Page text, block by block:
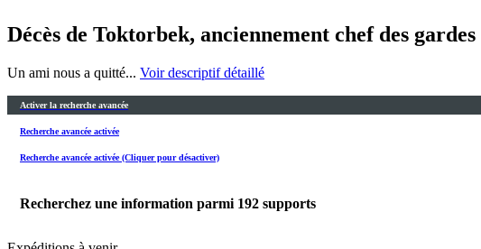
Décès de Toktorbek, anciennement chef des
Un ami nous a quitté... Voir descriptif détaillé
Activer la recherche avancée
Recherche avancée activée
Recherche avancée activée (Cliquer pour désactiver)
Recherchez une information parmi 192 supports